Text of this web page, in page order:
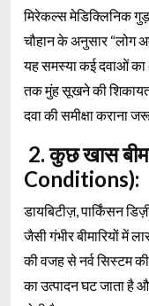
मिरेकल्स मेडिक्लिनिक
चौहान के अनुसार “लोग
यह समस्या कई दवाओं
तक मुंह सूखने की शिकायत
दवा की समीक्षा कराना
2. कुछ खास
Conditions):
डायबिटीज़, पार्किंसन
जैसी गंभीर बीमारियों में
की वजह से नर्व सिस्टम
का उत्पादन घट जाता है